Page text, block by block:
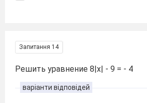
Запитання 14
Решить уравнение 8|х| - 9 = - 4
варіанти відповідей